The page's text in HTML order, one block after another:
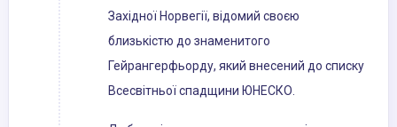
Західної Норвегії, відомий своєю
близькістю до знаменитого
Гейрангерфьорду, який внесений до списку
Всесвітньої спадщини ЮНЕСКО.